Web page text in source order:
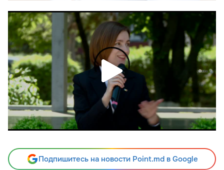
Подпишитесь на новости Point.md в Google